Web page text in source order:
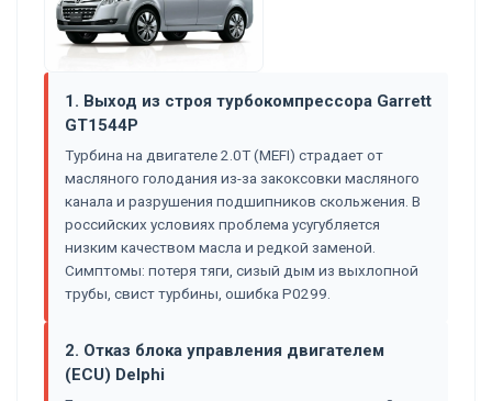
1. Выход из строя турбокомпрессора Garrett
GT1544P
Турбина на двигателе 2.0T (MEFI) страдает от
масляного голодания из-за закоксовки масляного
канала и разрушения подшипников скольжения. В
российских условиях проблема усугубляется
низким качеством масла и редкой заменой.
Симптомы: потеря тяги, сизый дым из выхлопной
трубы, свист турбины, ошибка P0299.
2. Отказ блока управления двигателем
(ECU) Delphi